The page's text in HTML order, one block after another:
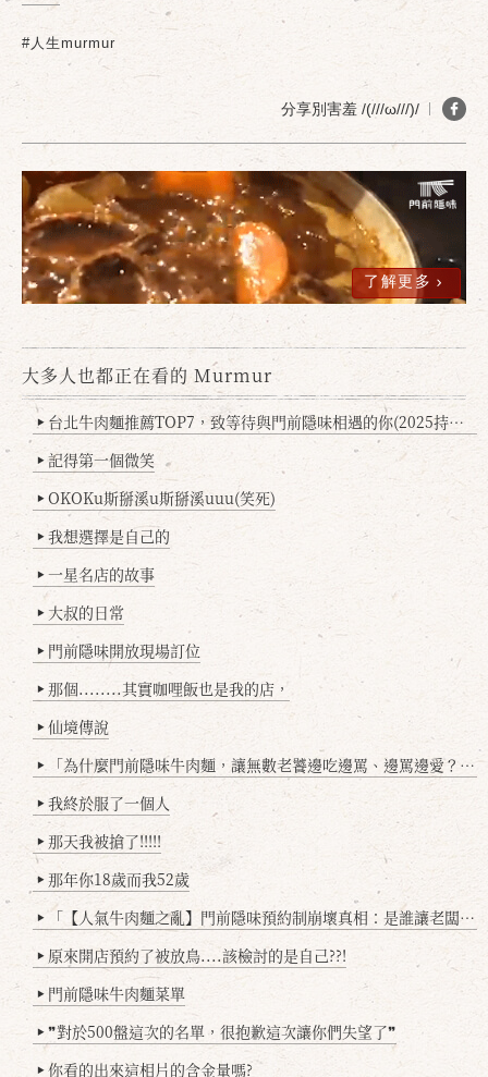
#人生murmur
分享別害羞 /(///ω///)/
了解更多
大多人也都正在看的 Murmur
▶ 台北牛肉麵推薦TOP7，致等待與門前隱味相遇的你(2025持續更新
▶ 記得第一個微笑
▶ OKOKu斯掰溪u斯掰溪uuu(笑死)
▶ 我想選擇是自己的
▶ 一星名店的故事
▶ 大叔的日常
▶ 門前隱味開放現場訂位
▶ 那個........其實咖哩飯也是我的店，
▶ 仙境傳說
▶ 「為什麼門前隱味牛肉麵，讓無數老饕邊吃邊罵、邊罵邊愛？小辣雞揭密！」
▶ 我終於服了一個人
▶ 那天我被搶了!!!!!
▶ 那年你18歲而我52歲
▶ 「【人氣牛肉麵之亂】門前隱味預約制崩壞真相：是誰讓老闆心灰意冷？」
▶ 原來開店預約了被放鳥....該檢討的是自己??!
▶ 門前隱味牛肉麵菜單
▶ ❞對於500盤這次的名單，很抱歉這次讓你們失望了❞
▶ 你看的出來這相片的含金量嗎?
確定